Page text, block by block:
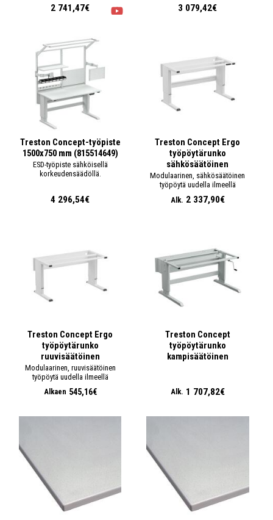
2 741,47€ 3 079,42€
Treston Concept-työpiste
1500x750 mm (815514649)
ESD-työpiste sähköisellä
korkeudensäädöllä.
4 296,54€
Treston Concept Ergo
työpöytärunko
sähkösäätöinen
Modulaarinen, sähkösäätöinen
työpöytä uudella ilmeellä
Alk. 2 337,90€
Treston Concept Ergo
työpöytärunko
ruuvisäätöinen
Modulaarinen, ruuvisäätöinen
työpöytä uudella ilmeellä
Alkaen 545,16€
Treston Concept
työpöytärunko
kampisäätöinen
Alk. 1 707,82€